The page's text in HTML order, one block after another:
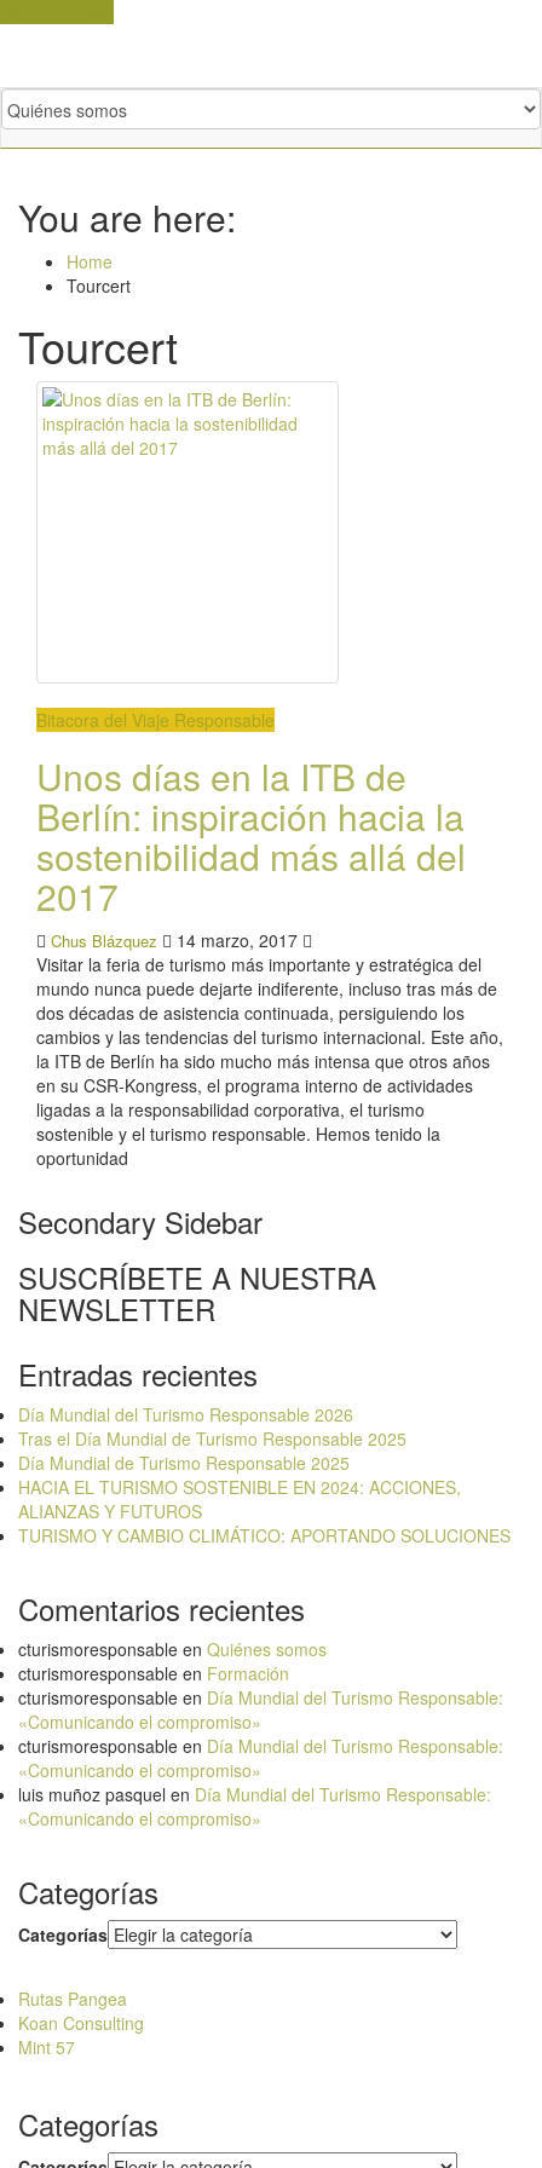
You are here:
Home
Tourcert
Tourcert
Bitacora del Viaje Responsable
Unos días en la ITB de
Berlín: inspiración hacia la
sostenibilidad más allá del
2017
Chus Blázquez
14 marzo, 2017
Visitar la feria de turismo más importante y estratégica del
mundo nunca puede dejarte indiferente, incluso tras más de
dos décadas de asistencia continuada, persiguiendo los
cambios y las tendencias del turismo internacional. Este año,
la ITB de Berlín ha sido mucho más intensa que otros años
en su CSR-Kongress, el programa interno de actividades
ligadas a la responsabilidad corporativa, el turismo
sostenible y el turismo responsable. Hemos tenido la
oportunidad
Secondary Sidebar
SUSCRÍBETE A NUESTRA
NEWSLETTER
Entradas recientes
Día Mundial del Turismo Responsable 2026
Tras el Día Mundial de Turismo Responsable 2025
Día Mundial de Turismo Responsable 2025
HACIA EL TURISMO SOSTENIBLE EN 2024: ACCIONES,
ALIANZAS Y FUTUROS
TURISMO Y CAMBIO CLIMÁTICO: APORTANDO SOLUCIONES
Comentarios recientes
cturismoresponsable en Quiénes somos
cturismoresponsable en Formación
cturismoresponsable en Día Mundial del Turismo Responsable:
«Comunicando el compromiso»
cturismoresponsable en Día Mundial del Turismo Responsable:
«Comunicando el compromiso»
luis muñoz pasquel en Día Mundial del Turismo Responsable:
«Comunicando el compromiso»
Categorías
Categorías
Rutas Pangea
Koan Consulting
Mint 57
Categorías